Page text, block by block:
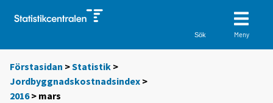
Sök Meny
Förstasidan >Statistik >
Jordbyggnadskostnadsindex >
2016> mars